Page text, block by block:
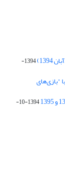
1394-
با "بازی‌های
1394-10-